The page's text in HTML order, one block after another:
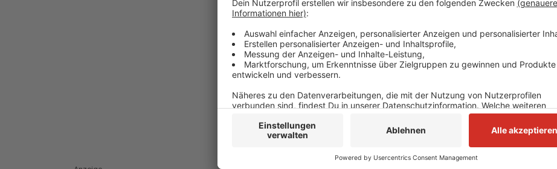
Wer die neue Marke nicht bis Ende Januar erhalten hat,
zuständigen Bereich für Hundesteuer unter 0211 2407-
hundesteuer@erkrath.de in Verbindung zu setzen. Die
das städtischen Serviceportal unter www.erkrath.de/
Anzeige